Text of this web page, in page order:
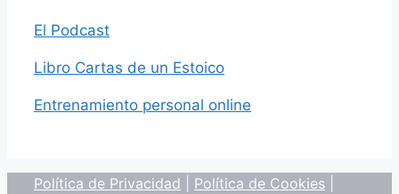
El Podcast
Libro Cartas de un Estoico
Entrenamiento personal online
Política de Privacidad Política de Cookies